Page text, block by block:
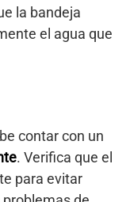
la bandeja
el agua que
contar con un
. Verifica que el
para evitar